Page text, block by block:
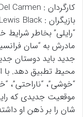
کارگردان : Pete Docter,Ronnie Del Carmen
بازیگران : Amy Poehler,Bill Hader,Lewis Black
“رایلی” بخاطر شرایط
مادرش به “سان
جدید باید دوستان
“خوشی”، “ناراحتی”،
موقعیت جدیدی که
شان را بر ذهن او